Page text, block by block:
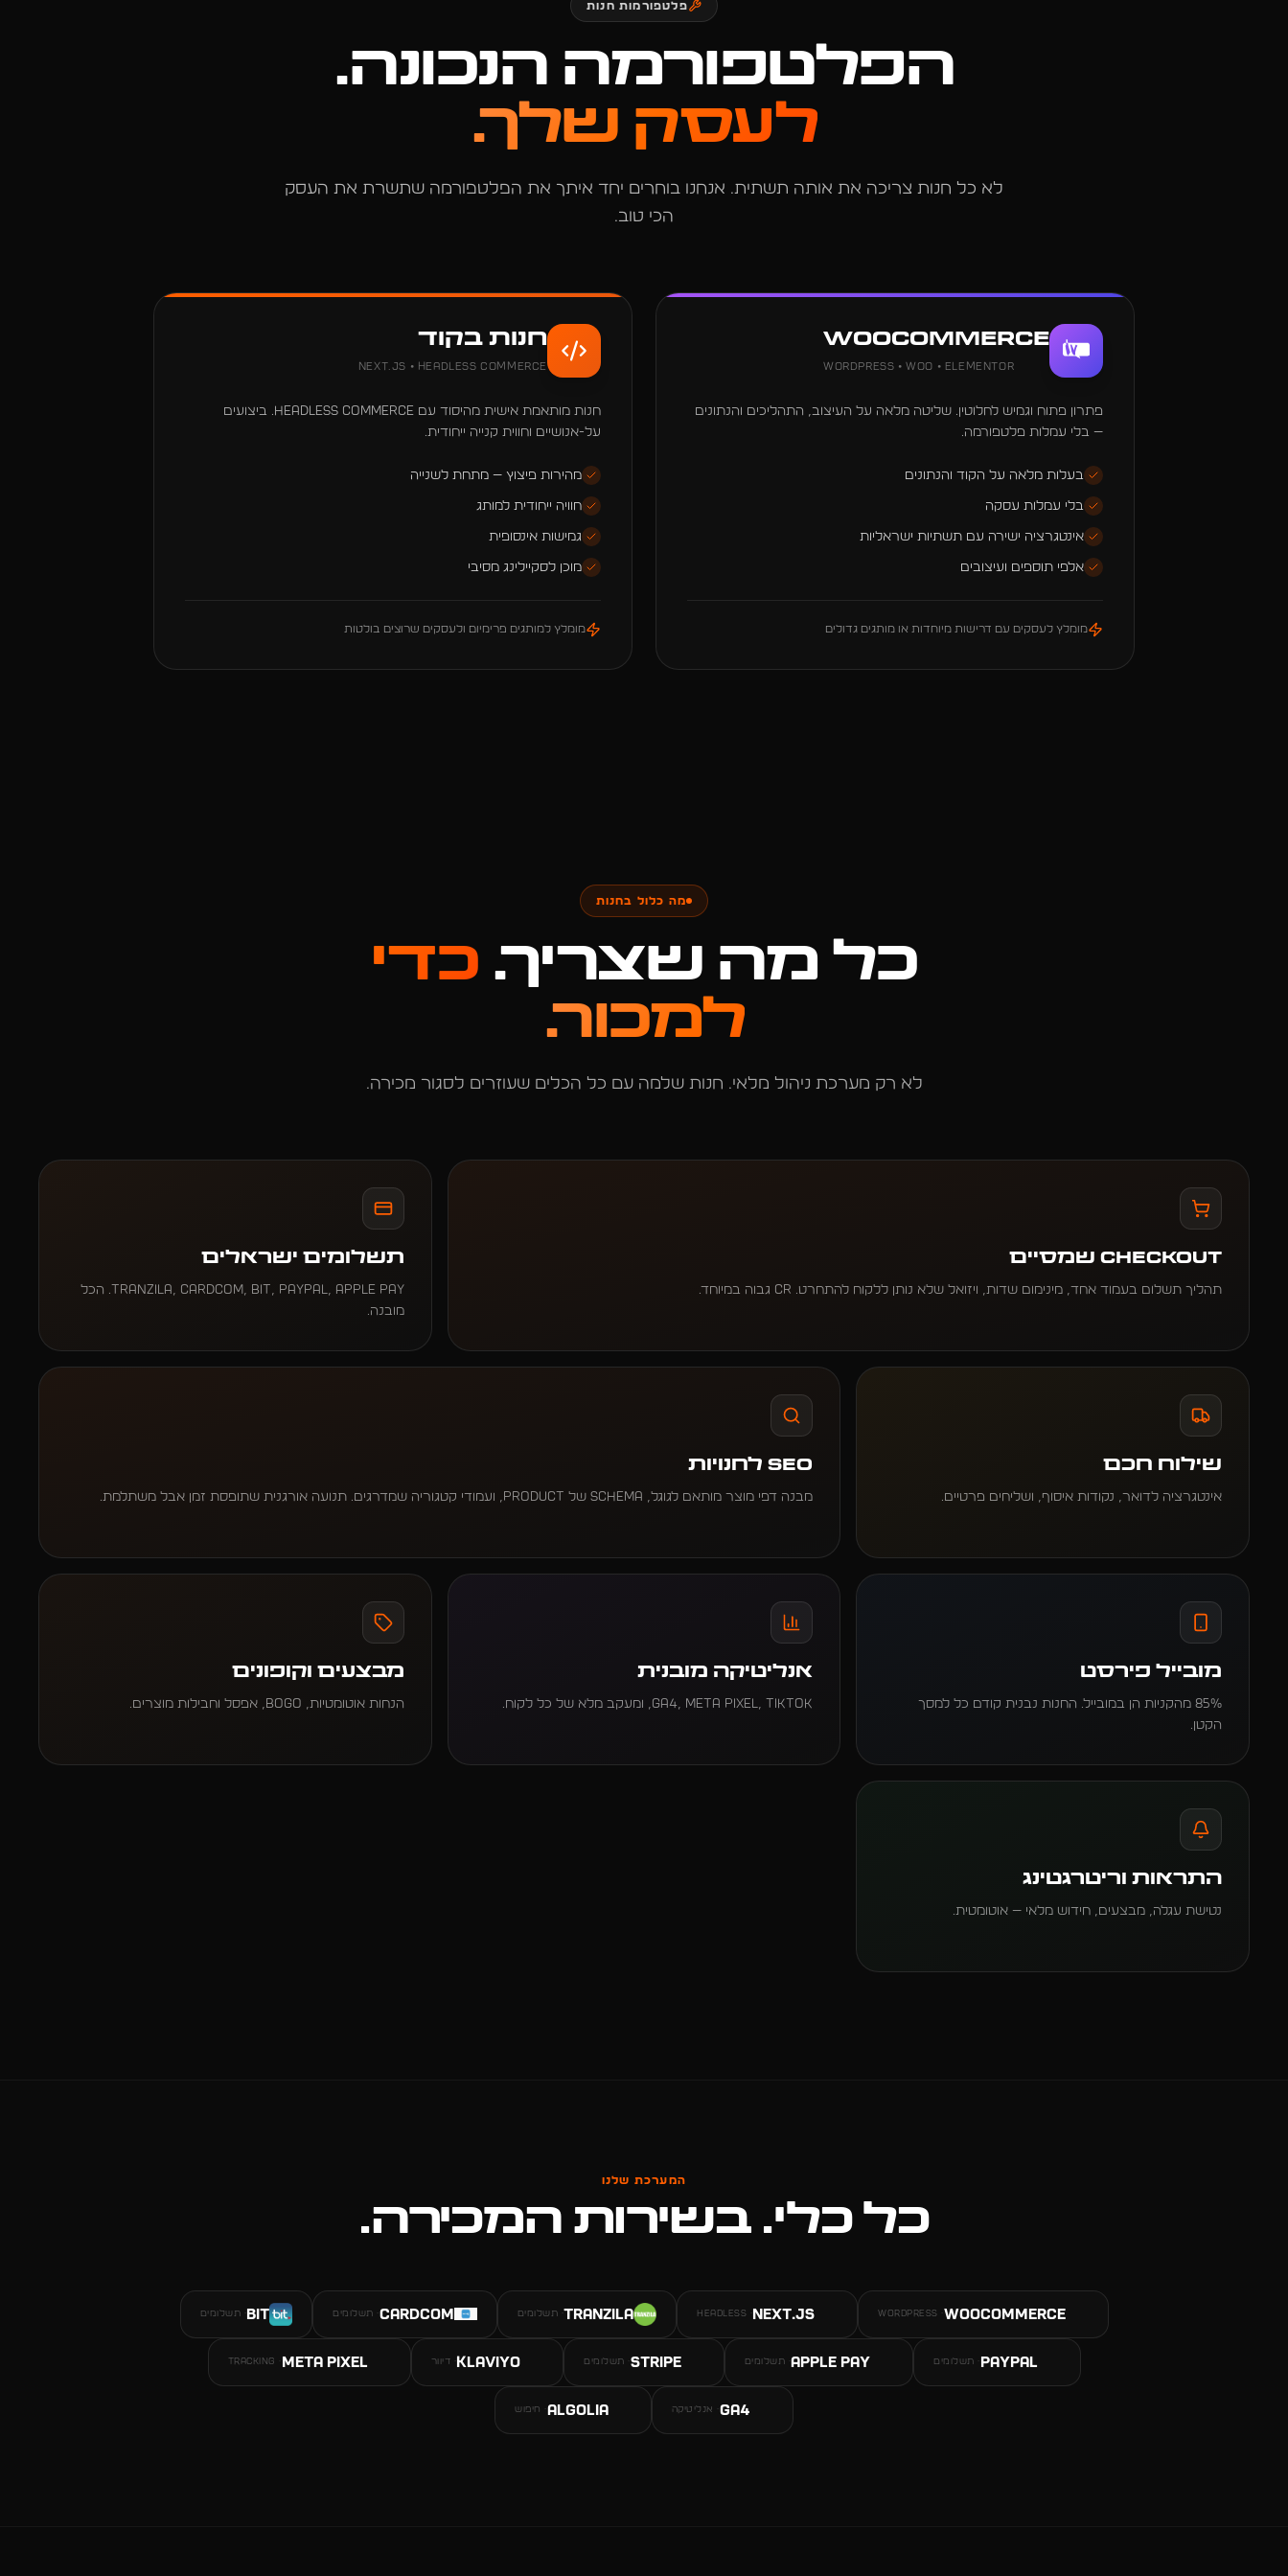
פלטפורמות חנות
הפלטפורמה הנכונה.
לעסק שלך.
לא כל חנות צריכה את אותה תשתית. אנחנו בוחרים יחד איתך את הפלטפורמה שתשרת את העסק
הכי טוב.
WooCommerce
WordPress • Woo • Elementor
פתרון פתוח וגמיש לחלוטין. שליטה מלאה על העיצוב, התהליכים והנתונים
— בלי עמלות פלטפורמה.
בעלות מלאה על הקוד והנתונים
בלי עמלות עסקה
אינטגרציה ישירה עם תשתיות ישראליות
אלפי תוספים ועיצובים
מומלץ לעסקים עם דרישות מיוחדות או מותגים גדולים
חנות בקוד
Next.js • Headless Commerce
חנות מותאמת אישית מהיסוד עם Headless Commerce. ביצועים
על-אנושיים וחווית קנייה ייחודית.
מהירות פיצוץ — מתחת לשנייה
חוויה ייחודית למותג
גמישות אינסופית
מוכן לסקיילינג מסיבי
מומלץ למותגים פרימיום ולעסקים שרוצים בולטות
מה כלול בחנות
כל מה שצריך. כדי
למכור.
לא רק מערכת ניהול מלאי. חנות שלמה עם כל הכלים שעוזרים לסגור מכירה.
Checkout שמסיים
תהליך תשלום בעמוד אחד, מינימום שדות, ויזואל שלא נותן ללקוח להתחרט. CR גבוה במיוחד.
תשלומים ישראלים
Tranzila, Cardcom, Bit, PayPal, Apple Pay. הכל
מובנה.
שילוח חכם
אינטגרציה לדואר, נקודות איסוף, ושליחים פרטיים.
SEO לחנויות
מבנה דפי מוצר מותאם לגוגל, Schema של Product, ועמודי קטגוריה שמדרגים. תנועה אורגנית שתופסת זמן אבל משתלמת.
מובייל פירסט
85% מהקניות הן במובייל. החנות נבנית קודם כל למסך
הקטן.
אנליטיקה מובנית
GA4, Meta Pixel, TikTok, ומעקב מלא של כל לקוח.
מבצעים וקופונים
הנחות אוטומטיות, BOGO, אפסל וחבילות מוצרים.
התראות וריטרגטינג
נטישת עגלה, מבצעים, חידוש מלאי — אוטומטית.
המערכת שלנו
כל כלי. בשירות המכירה.
WooCommerce
·
WORDPRESS
Next.js
·
HEADLESS
Tranzila
· תשלומים Cardcom
· תשלומים Bit
· תשלומים
PayPal
· תשלומים Apple Pay
· תשלומים Stripe
· תשלומים Klaviyo
· דיוור Meta Pixel
·
TRACKING
GA4
· אנליטיקה Algolia
· חיפוש